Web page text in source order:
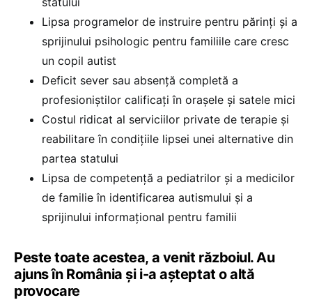
Lipsa programelor de instruire pentru părinți și a
sprijinului psihologic pentru familiile care cresc
un copil autist
Deficit sever sau absență completă a
profesioniștilor calificați în orașele și satele mici
Costul ridicat al serviciilor private de terapie și
reabilitare în condițiile lipsei unei alternative din
partea statului
Lipsa de competență a pediatrilor și a medicilor
de familie în identificarea autismului și a
sprijinului informațional pentru familii
Peste toate acestea, a venit războiul. Au
ajuns în România și i-a așteptat o altă
provocare